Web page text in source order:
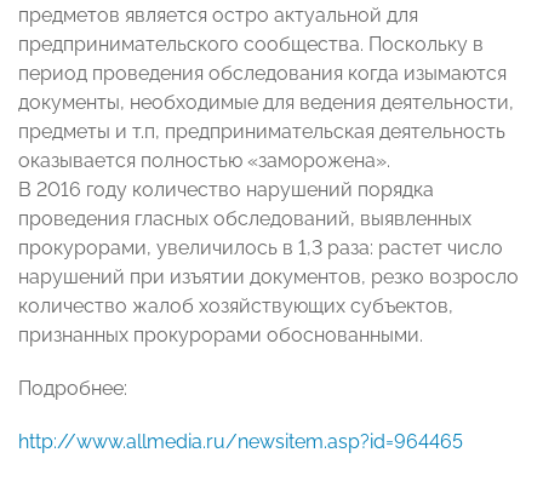
предметов является остро актуальной для
предпринимательского сообщества. Поскольку в
период проведения обследования когда изымаются
документы, необходимые для ведения деятельности,
предметы и т.п, предпринимательская деятельность
оказывается полностью «заморожена».
В 2016 году количество нарушений порядка
проведения гласных обследований, выявленных
прокурорами, увеличилось в 1,3 раза: растет число
нарушений при изъятии документов, резко возросло
количество жалоб хозяйствующих субъектов,
признанных прокурорами обоснованными.
Подробнее:
http://www.allmedia.ru/newsitem.asp?id=964465